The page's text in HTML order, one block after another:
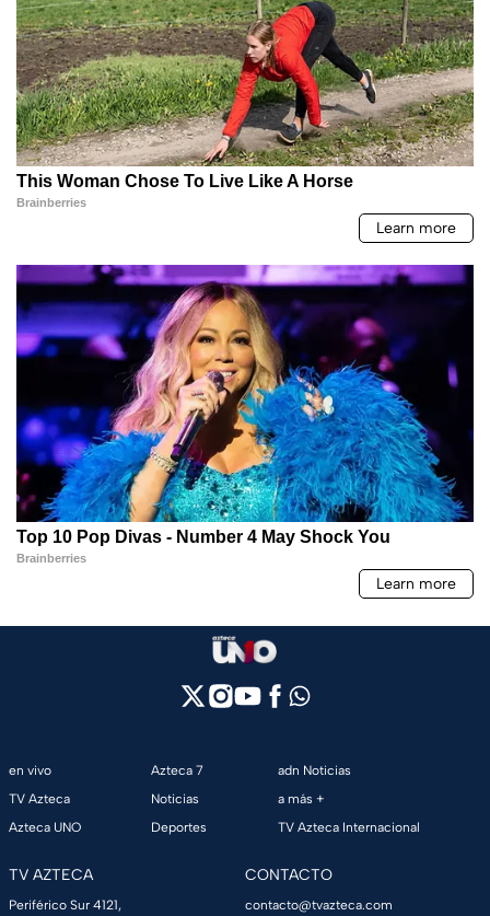
en vivo
TV Azteca
Azteca UNO
Azteca 7
Noticias
Deportes
adn Noticias
a más +
TV Azteca Internacional
TV AZTECA
Periférico Sur 4121,
CONTACTO
contacto@tvazteca.com